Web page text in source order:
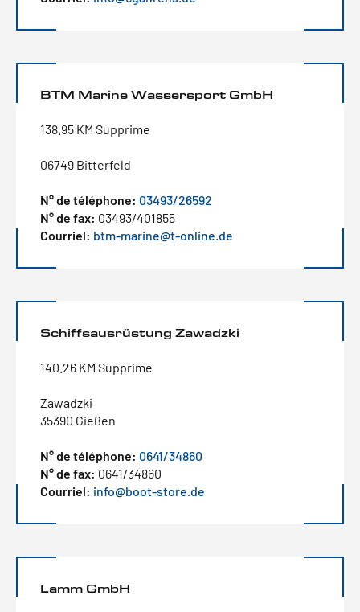
BTM Marine Wassersport GmbH
138.95 KM Supprime
06749 Bitterfeld
N° de téléphone: 03493/26592
N° de fax: 03493/401855
Courriel: btm-marine@t-online.de
Schiffsausrüstung Zawadzki
140.26 KM Supprime
Zawadzki
35390 Gießen
N° de téléphone: 0641/34860
N° de fax: 0641/34860
Courriel: info@boot-store.de
Lamm GmbH